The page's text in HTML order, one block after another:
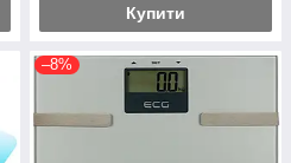
Купити
–8%